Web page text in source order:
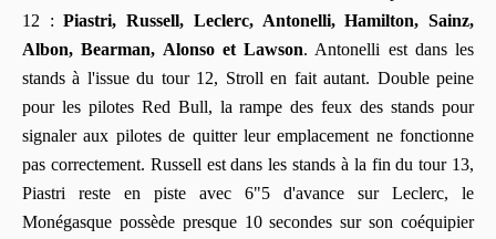
12 :Piastri, Russell, Leclerc, Antonelli, Hamilton, Sainz,
Albon, Bearman, Alonso et Lawson. Antonelli est dans les
stands à l'issue du tour 12, Stroll en fait autant. Double peine
pour les pilotes Red Bull, la rampe des feux des stands pour
signaler aux pilotes de quitter leur emplacement ne fonctionne
pas correctement. Russell est dans les stands à la fin du tour 13,
Piastri reste en piste avec 6"5 d'avance sur Leclerc, le
Monégasque possède presque 10 secondes sur son coéquipier